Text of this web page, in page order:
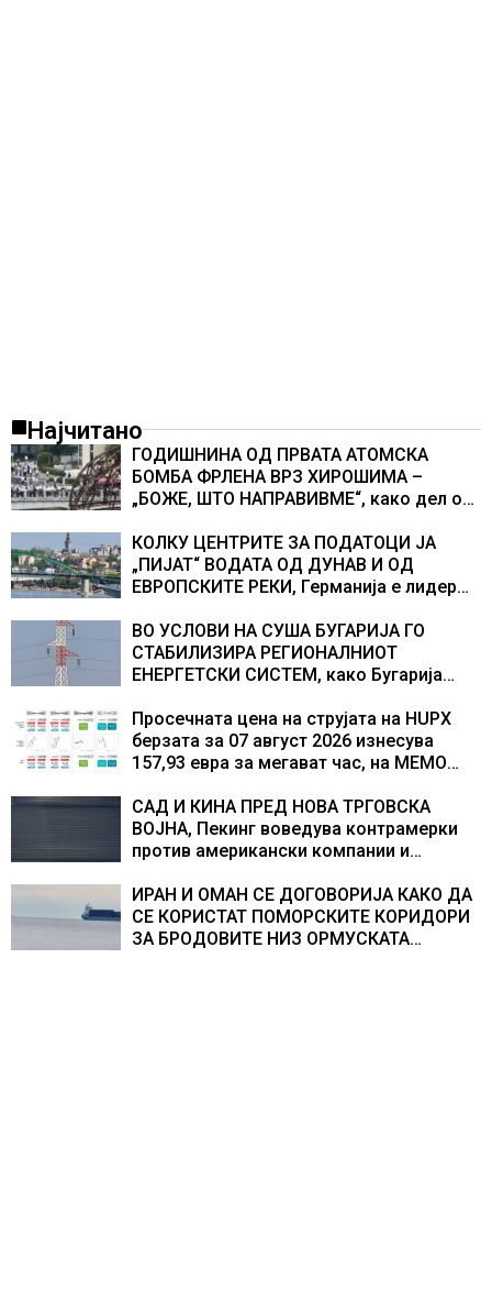
Најчитано
ГОДИШНИНА ОД ПРВАТА АТОМСКА
БОМБА ФРЛЕНА ВРЗ ХИРОШИМА –
„БОЖЕ, ШТО НАПРАВИВМЕ“, како дел од
учесниците во бомбардирањето го
доживуваа овој настан што го промени
текот на историјата
КОЛКУ ЦЕНТРИТЕ ЗА ПОДАТОЦИ ЈА
„ПИЈАТ“ ВОДАТА ОД ДУНАВ И ОД
ЕВРОПСКИТЕ РЕКИ, Германија е лидер
центри за податоци
ВО УСЛОВИ НА СУША БУГАРИЈА ГО
СТАБИЛИЗИРА РЕГИОНАЛНИОТ
ЕНЕРГЕТСКИ СИСТЕМ, како Бугарија
складирање на енергија од батерии
Просечната цена на струјата на HUPX
берзата за 07 август 2026 изнесува
157,93 евра за мегават час, на МЕМО
САД И КИНА ПРЕД НОВА ТРГОВСКА
ВОЈНА, Пекинг воведува контрамерки
против американски компании и
ИРАН И ОМАН СЕ ДОГОВОРИЈА КАКО ДА
СЕ КОРИСТАТ ПОМОРСКИТЕ КОРИДОРИ
ЗА БРОДОВИТЕ НИЗ ОРМУСКАТА